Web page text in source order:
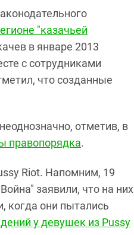
"казачьей
в январе 2013
с сотрудниками
что созданные
отметив, в
правопорядка.
Riot. Напомним, 19
заявили, что на них
когда они пытались
у девушек из Pussy